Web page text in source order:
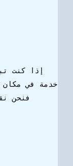
إذا كنت
خدمة في مكان
فنحن